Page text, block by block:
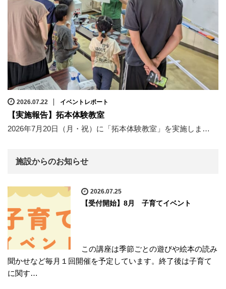
2026.07.22 イベントレポート
【実施報告】拓本体験教室
2026年7月20日（月・祝）に「拓本体験教室」を実施しま…
施設からのお知らせ
2026.07.25
【受付開始】8月 子育てイベント
この講座は季節ごとの遊びや絵本の読み
聞かせなど毎月１回開催を予定しています。終了後は子育て
に関す…